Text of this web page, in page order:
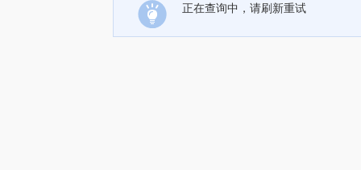
正在查询中，请刷新重试